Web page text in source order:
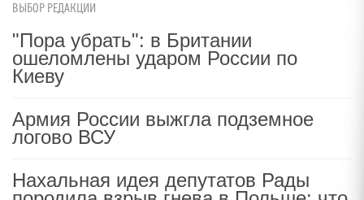
ВЫБОР РЕДАКЦИИ
"Пора убрать": в Британии
ошеломлены ударом России по
Киеву
Армия России выжгла подземное
логово ВСУ
Нахальная идея депутатов Рады